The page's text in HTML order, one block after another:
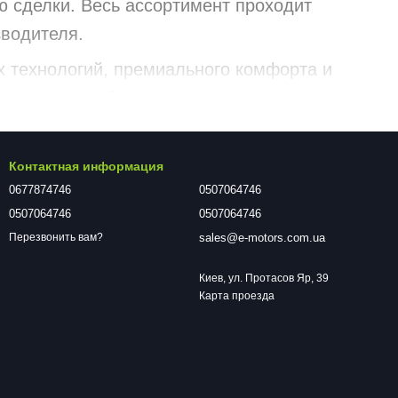
сделки. Весь ассортимент проходит
премиального комфорта и
профессиональное
который сочетает технологичность,
Контактная информация
0677874746
0507064746
Перезвонить вам?
0507064746
0507064746
sales@e-motors.com.ua
Киев, ул. Протасов Яр, 39
Карта проезда